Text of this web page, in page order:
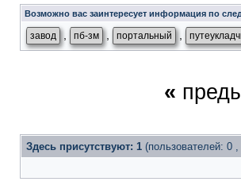
Возможно вас заинтересует информация по
завод пб-зм портальный
«
Здесь присутствуют: 1 (пользователей: 0 ,